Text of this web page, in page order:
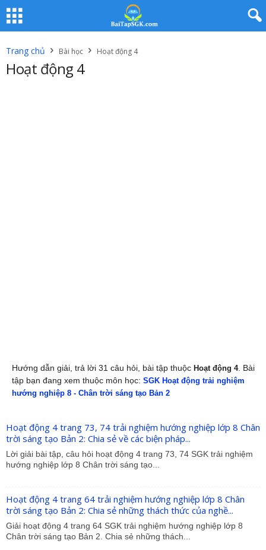
Trang chủ Bài học Hoạt động 4
Hoạt động 4
Hướng dẫn giải, trả lời 31 câu hỏi, bài tập thuộc Hoạt động 4. Bài
tập bạn đang xem thuộc môn học: SGK Hoạt động trải nghiệm
hướng nghiệp 8 - Chân trời sáng tạo Bản 2
Hoạt động 4 trang 73, 74 trải nghiệm hướng nghiệp lớp 8 Chân
trời sáng tạo Bản 2: Chia sẻ về các biện pháp...
Lời giải bài tập, câu hỏi hoạt động 4 trang 73, 74 SGK trải nghiệm
hướng nghiệp lớp 8 Chân trời sáng tạo...
Hoạt động 4 trang 64 trải nghiệm hướng nghiệp lớp 8 Chân
trời sáng tạo Bản 2: Chia sẻ những thách thức của nghề...
Giải hoạt động 4 trang 64 SGK trải nghiệm hướng nghiệp lớp 8
Chân trời sáng tạo Bản 2. Chia sẻ những thách...